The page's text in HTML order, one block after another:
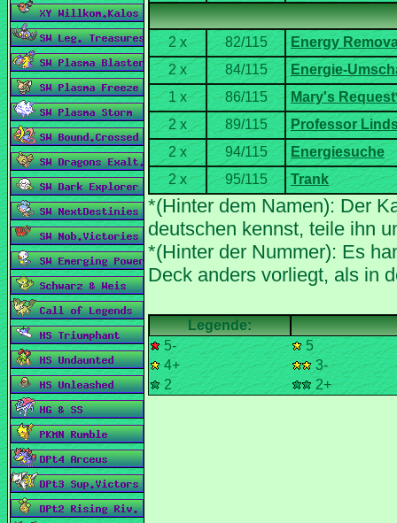
*(Hinter dem Namen): Der
*(Hinter der Nummer): Es
5-
5
4+
3-
2
2+